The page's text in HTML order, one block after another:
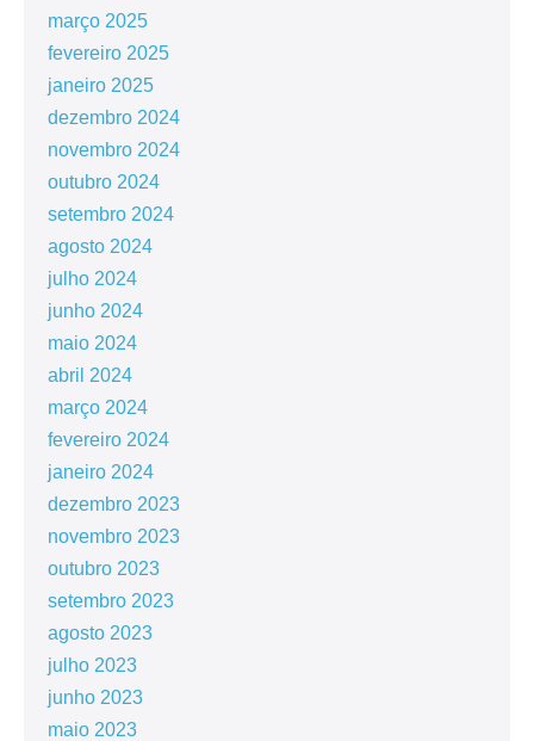
março 2025
fevereiro 2025
janeiro 2025
dezembro 2024
novembro 2024
outubro 2024
setembro 2024
agosto 2024
julho 2024
junho 2024
maio 2024
abril 2024
março 2024
fevereiro 2024
janeiro 2024
dezembro 2023
novembro 2023
outubro 2023
setembro 2023
agosto 2023
julho 2023
junho 2023
maio 2023